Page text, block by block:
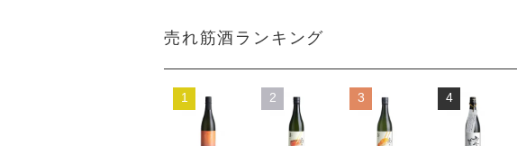
売れ筋酒ランキング
1 2 3 4